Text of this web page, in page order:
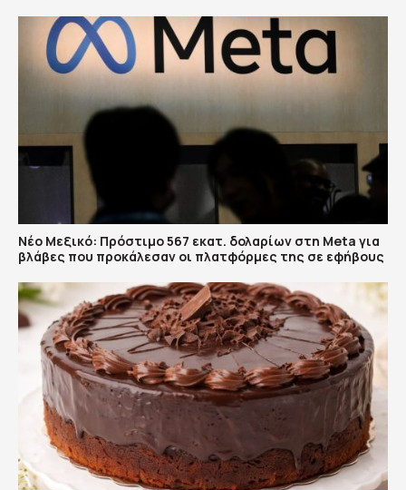
Νέο Μεξικό: Πρόστιμο 567 εκατ. δολαρίων στη Meta για
βλάβες που προκάλεσαν οι πλατφόρμες της σε εφήβους